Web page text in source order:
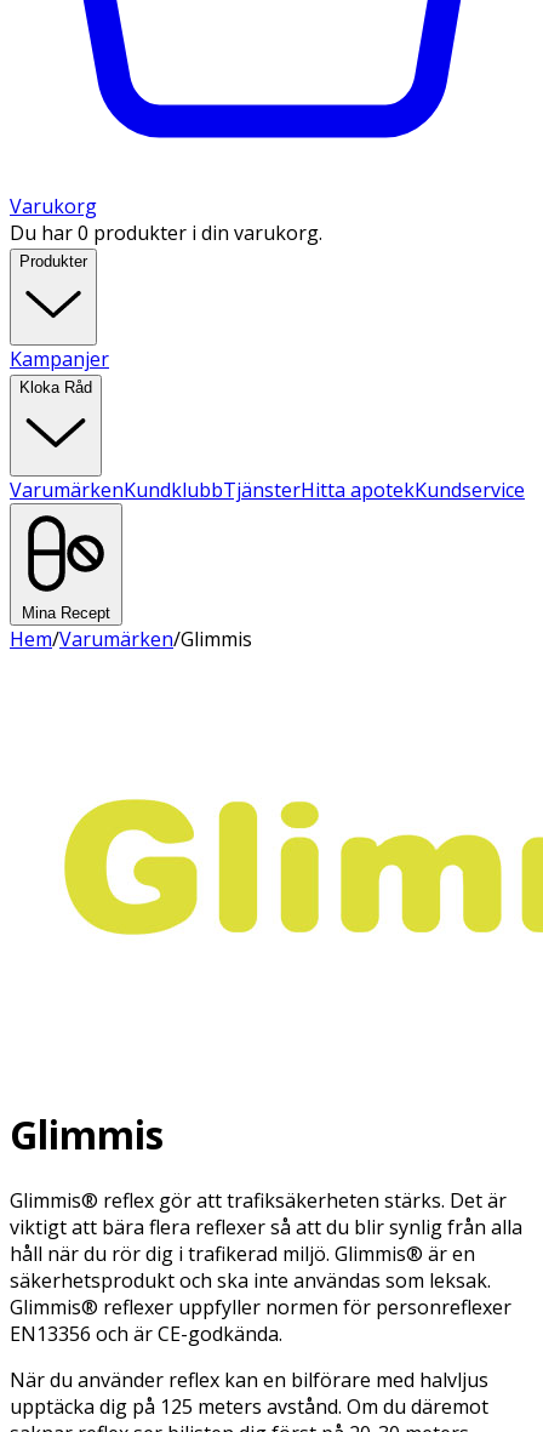
Varukorg
Du har 0 produkter i din varukorg.
Produkter
Kampanjer
Kloka Råd
VarumärkenKundklubbTjänsterHitta apotekKundservice
Mina Recept
Hem/Varumärken/Glimmis
Glimmis
Glimmis® reflex gör att trafiksäkerheten stärks. Det är
viktigt att bära flera reflexer så att du blir synlig från alla
håll när du rör dig i trafikerad miljö. Glimmis® är en
säkerhetsprodukt och ska inte användas som leksak.
Glimmis® reflexer uppfyller normen för personreflexer
EN13356 och är CE-godkända.
När du använder reflex kan en bilförare med halvljus
upptäcka dig på 125 meters avstånd. Om du däremot